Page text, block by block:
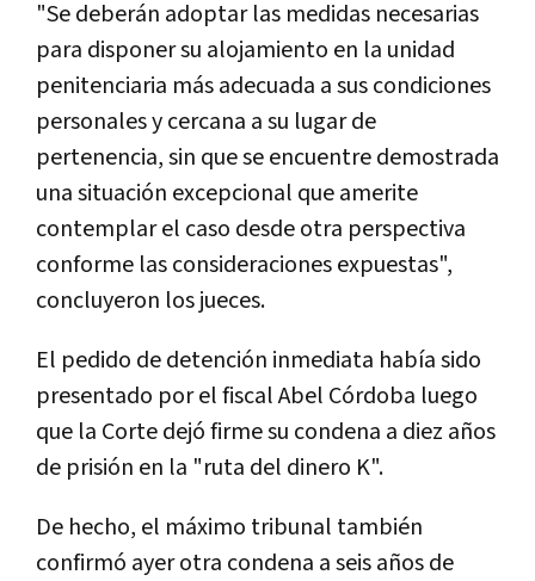
"Se deberán adoptar las medidas necesarias
para disponer su alojamiento en la unidad
penitenciaria más adecuada a sus condiciones
personales y cercana a su lugar de
pertenencia, sin que se encuentre demostrada
una situación excepcional que amerite
contemplar el caso desde otra perspectiva
conforme las consideraciones expuestas",
concluyeron los jueces.
El pedido de detención inmediata había sido
presentado por el fiscal Abel Córdoba luego
que la Corte dejó firme su condena a diez años
de prisión en la "ruta del dinero K".
De hecho, el máximo tribunal también
confirmó ayer otra condena a seis años de